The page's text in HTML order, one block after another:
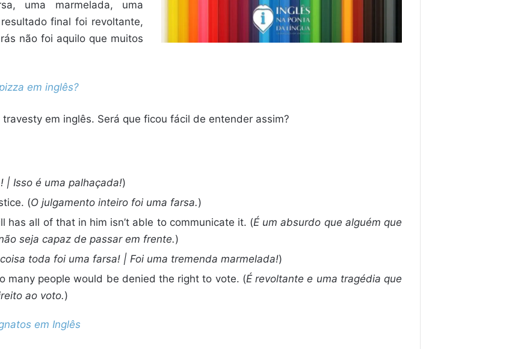
uma marmelada, uma
final foi revoltante,
não foi aquilo que muitos
em inglês?
em inglês. Será que ficou fácil de entender assim?
| Isso é uma palhaçada!)
(O julgamento inteiro foi uma farsa.)
has all of that in him isn’t able to communicate it. (É um absurdo que alguém que
seja capaz de passar em frente.)
toda foi uma farsa! | Foi uma tremenda marmelada!)
many people would be denied the right to vote. (É revoltante e uma tragédia que
ao voto.)
em Inglês